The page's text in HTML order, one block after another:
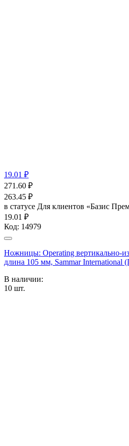
19.01 ₽
271.60 ₽
263.45 ₽
в статусе Для клиентов «Базис
19.01 ₽
Код: 14979
Ножницы: Operating вертикально-
длина 105 мм, Sammar
В наличии:
10 шт.